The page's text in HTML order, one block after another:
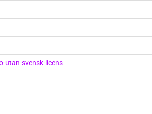
utan-svensk-licens